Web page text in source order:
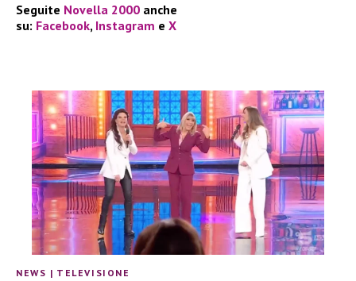
Seguite Novella 2000 anche
su: Facebook, Instagram e X
NEWS | TELEVISIONE